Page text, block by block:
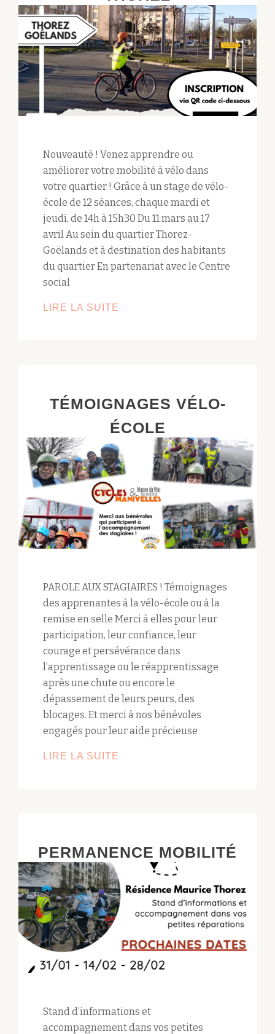
Nouveauté ! Venez apprendre ou
améliorer votre mobilité à vélo dans
votre quartier ! Grâce à un stage de vélo-
école de 12 séances, chaque mardi et
jeudi, de 14h à 15h30 Du 11 mars au 17
avril Au sein du quartier Thorez-
Goëlands et à destination des habitants
du quartier En partenariat avec le Centre
social
LIRE LA SUITE
TÉMOIGNAGES VÉLO-
ÉCOLE
PAROLE AUX STAGIAIRES ! Témoignages
des apprenantes à la vélo-école ou à la
remise en selle Merci à elles pour leur
participation, leur confiance, leur
courage et persévérance dans
l’apprentissage ou le réapprentissage
après une chute ou encore le
dépassement de leurs peurs, des
blocages. Et merci à nos bénévoles
engagés pour leur aide précieuse
LIRE LA SUITE
PERMANENCE MOBILITÉ
Stand d’informations et
accompagnement dans vos petites